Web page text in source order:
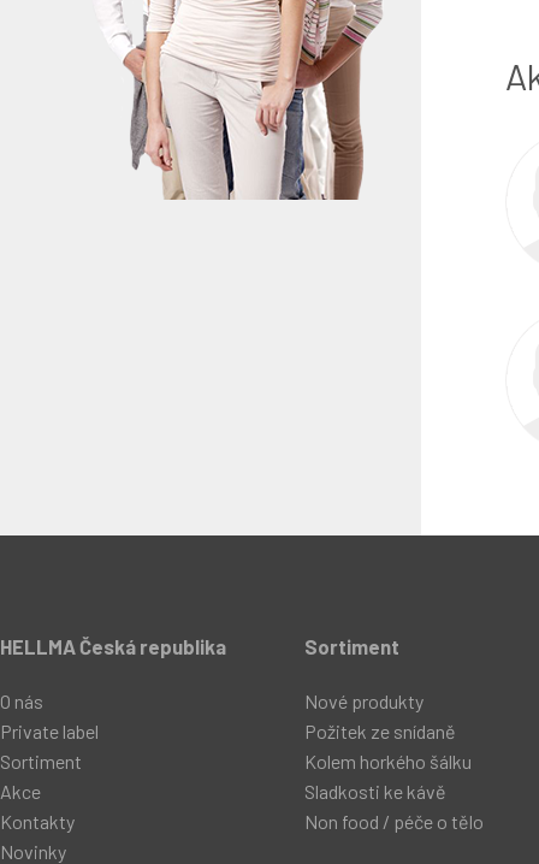
HELLMA Česká republika
O nás
Private label
Sortiment
Akce
Kontakty
Novinky
Sortiment
Nové produkty
Požitek ze snídaně
Kolem horkého šálku
Sladkosti ke kávě
Non food / péče o tělo